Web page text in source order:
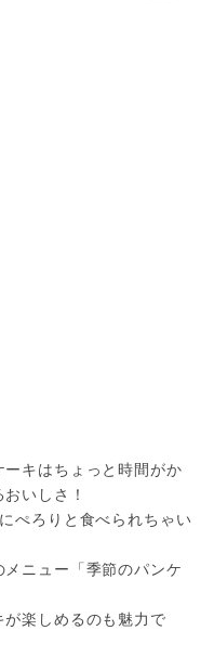
キはちょっと時間がか
いしさ！
ぺろりと食べられちゃい
ニュー「季節のパンケ
楽しめるのも魅力で